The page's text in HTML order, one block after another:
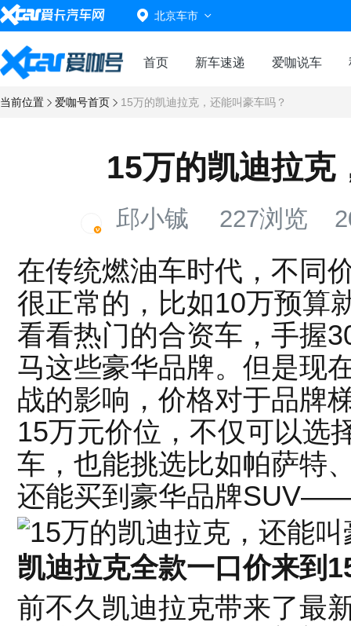
北京车市
首页 新车速递 爱咖说车
当前位置 爱咖号首页 15万的凯迪拉克，还能叫豪车吗？
15万的凯迪拉克
邱小铖 227浏览
在传统燃油车时代，不同
很正常的，比如10万预算
看看热门的合资车，手握
马这些豪华品牌。但是现
战的影响，价格对于品牌
15万元价位，不仅可以选
车，也能挑选比如帕萨特
还能买到豪华品牌
凯迪拉克全款一口价来到
前不久凯迪拉克带来了最